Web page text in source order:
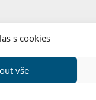
s cookies
vše